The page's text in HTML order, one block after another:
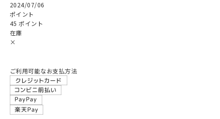
2024/07/06
ポイント
45 ポイント
在庫
×
ご利用可能なお支払方法